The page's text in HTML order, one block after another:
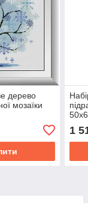
дерево
мозаїки
1